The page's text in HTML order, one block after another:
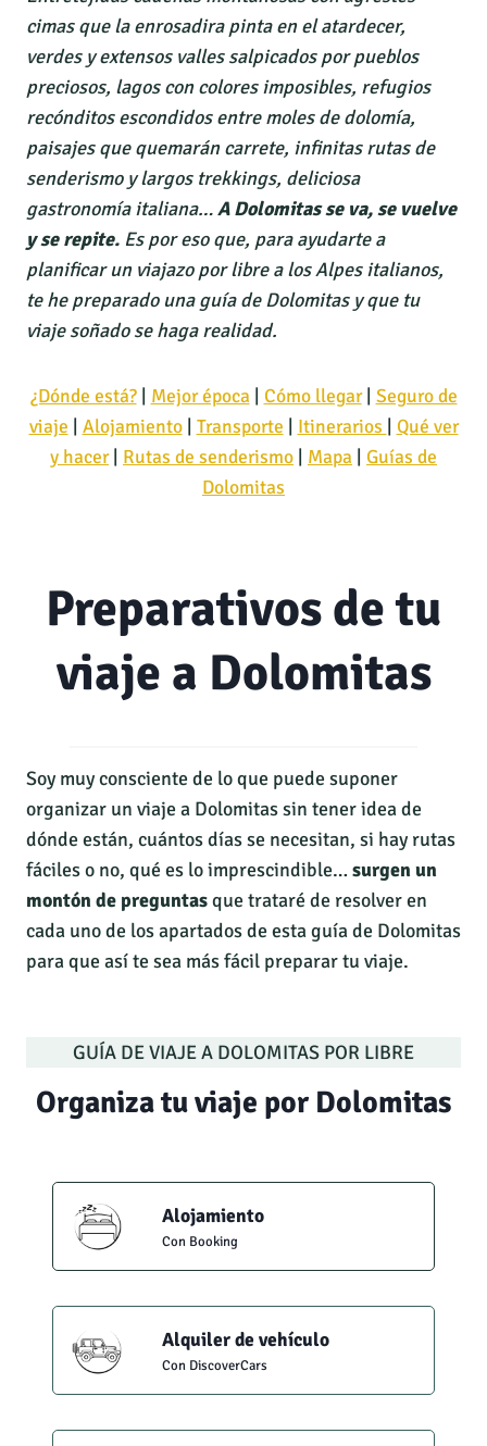
cimas que la enrosadira pinta en el atardecer,
verdes y extensos valles salpicados por pueblos
preciosos, lagos con colores imposibles, refugios
recónditos escondidos entre moles de dolomía,
paisajes que quemarán carrete, infinitas rutas de
senderismo y largos trekkings, deliciosa
gastronomía italiana…A Dolomitas se va, se vuelve
y se repite. Es por eso que, para ayudarte a
planificar un viajazo por libre a los Alpes italianos,
te he preparado una guía de Dolomitas y que tu
viaje soñado se haga realidad.
¿Dónde está?| Mejor época | Cómo llegar| Seguro de
viaje | Alojamiento| Transporte | Itinerarios | Qué ver
y hacer| Rutas de senderismo | Mapa | Guías de
Dolomitas
Preparativos de tu
viaje a Dolomitas
Soy muy consciente de lo que puede suponer
organizar un viaje a Dolomitas sin tener idea de
dónde están, cuántos días se necesitan, si hay rutas
fáciles o no, qué es lo imprescindible… surgen un
montón de preguntasque trataré de resolver en
cada uno de los apartados de esta guía de Dolomitas
para que así te sea más fácil preparar tu viaje.
GUÍA DE VIAJE A DOLOMITAS POR LIBRE
Organiza tu viaje por Dolomitas
Alojamiento
Con Booking
Alquiler de vehículo
Con DiscoverCars